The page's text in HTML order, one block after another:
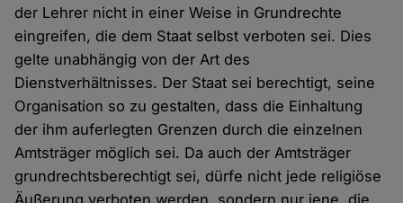
der Lehrer nicht in einer Weise in Grundrechte
eingreifen, die dem Staat selbst verboten sei. Dies
gelte unabhängig von der Art des
Dienstverhältnisses. Der Staat sei berechtigt, seine
Organisation so zu gestalten, dass die Einhaltung
der ihm auferlegten Grenzen durch die einzelnen
Amtsträger möglich sei. Da auch der Amtsträger
grundrechtsberechtigt sei, dürfe nicht jede religiöse